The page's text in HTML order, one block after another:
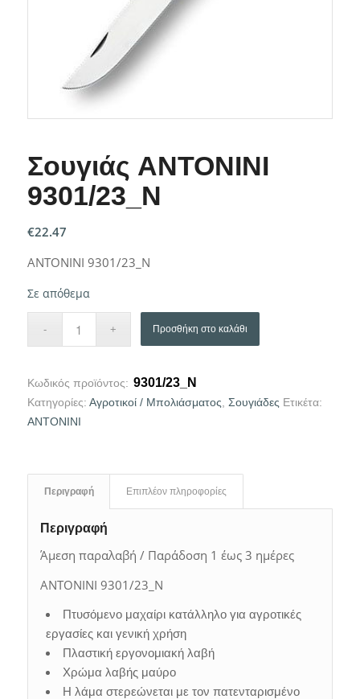
Σουγιάς ANTONINI
9301/23_N
€22.47
ANTONINI 9301/23_N
Σε απόθεμα
Προσθήκη στο καλάθι
Κωδικός προϊόντος: 9301/23_N
Κατηγορίες: Αγροτικοί / Μπολιάσματος, Σουγιάδες Ετικέτα:
ANTONINI
Περιγραφή Επιπλέον πληροφορίες
Περιγραφή
Άμεση παραλαβή / Παράδοση 1 έως 3 ημέρες
ANTONINI 9301/23_N
Πτυσόμενο μαχαίρι κατάλληλο για αγροτικές
εργασίες και γενική χρήση
Πλαστική εργονομιακή λαβή
Χρώμα λαβής μαύρο
Η λάμα στερεώνεται με τον πατενταρισμένο